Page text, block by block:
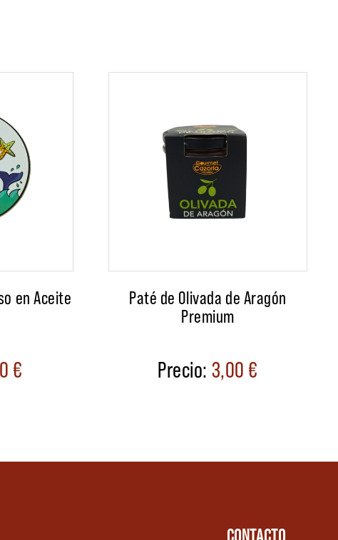
en Aceite
€
Paté de Olivada de Aragón
Premium
3,00€
CONTACTO